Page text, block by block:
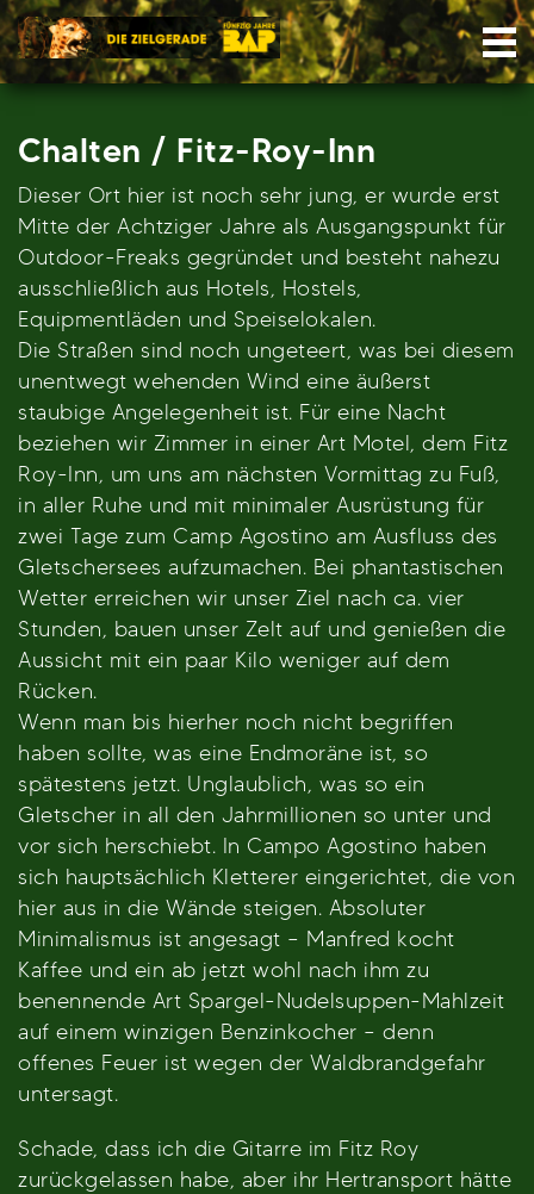
Skip
to
content
Chalten / Fitz-Roy-Inn
Dieser Ort hier ist noch sehr jung, er wurde erst
Mitte der Achtziger Jahre als Ausgangspunkt für
Outdoor-Freaks gegründet und besteht nahezu
ausschließlich aus Hotels, Hostels,
Equipmentläden und Speiselokalen.
Die Straßen sind noch ungeteert, was bei diesem
unentwegt wehenden Wind eine äußerst
staubige Angelegenheit ist. Für eine Nacht
beziehen wir Zimmer in einer Art Motel, dem Fitz
Roy-Inn, um uns am nächsten Vormittag zu Fuß,
in aller Ruhe und mit minimaler Ausrüstung für
zwei Tage zum Camp Agostino am Ausfluss des
Gletschersees aufzumachen. Bei phantastischen
Wetter erreichen wir unser Ziel nach ca. vier
Stunden, bauen unser Zelt auf und genießen die
Aussicht mit ein paar Kilo weniger auf dem
Rücken.
Wenn man bis hierher noch nicht begriffen
haben sollte, was eine Endmoräne ist, so
spätestens jetzt. Unglaublich, was so ein
Gletscher in all den Jahrmillionen so unter und
vor sich herschiebt. In Campo Agostino haben
sich hauptsächlich Kletterer eingerichtet, die von
hier aus in die Wände steigen. Absoluter
Minimalismus ist angesagt – Manfred kocht
Kaffee und ein ab jetzt wohl nach ihm zu
benennende Art Spargel-Nudelsuppen-Mahlzeit
auf einem winzigen Benzinkocher – denn
offenes Feuer ist wegen der Waldbrandgefahr
untersagt.
Schade, dass ich die Gitarre im Fitz Roy
zurückgelassen habe, aber ihr Hertransport hätte